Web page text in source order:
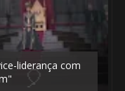
liderança com